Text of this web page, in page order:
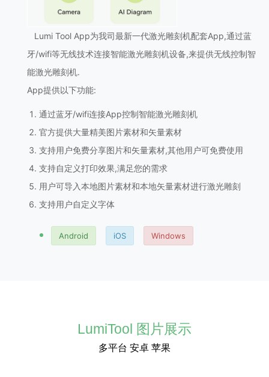
Lumi Tool App为我司最新一代激光雕刻机配套App,通过蓝
牙/wifi等无线技术连接智能激光雕刻机设备,来提供无线控制智
能激光雕刻机.
App提供以下功能:
通过蓝牙/wifi连接App控制智能激光雕刻机
官方提供大量精美图片素材和矢量素材
支持用户免费分享图片和矢量素材,其他用户可免费使用
支持自定义打印效果,满足您的需求
用户可导入本地图片素材和本地矢量素材进行激光雕刻
支持用户自定义字体
Android iOS Windows
LumiTool 图片展示
多平台 安卓 苹果